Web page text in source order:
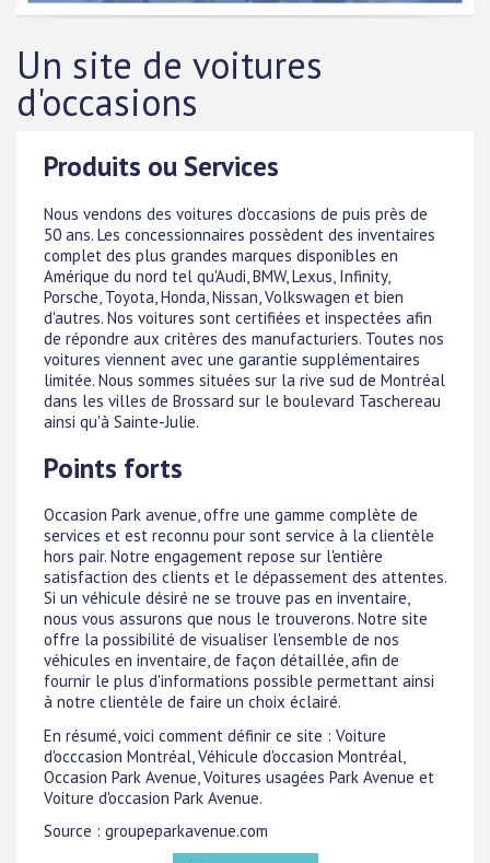
Un site de voitures
d'occasions
Produits ou Services
Nous vendons des voitures d'occasions de puis près de
50 ans. Les concessionnaires possèdent des inventaires
complet des plus grandes marques disponibles en
Amérique du nord tel qu'Audi, BMW, Lexus, Infinity,
Porsche, Toyota, Honda, Nissan, Volkswagen et bien
d'autres. Nos voitures sont certifiées et inspectées afin
de répondre aux critères des manufacturiers. Toutes nos
voitures viennent avec une garantie supplémentaires
limitée. Nous sommes situées sur la rive sud de Montréal
dans les villes de Brossard sur le boulevard Taschereau
ainsi qu'à Sainte-Julie.
Points forts
Occasion Park avenue, offre une gamme complète de
services et est reconnu pour sont service à la clientèle
hors pair. Notre engagement repose sur l'entière
satisfaction des clients et le dépassement des attentes.
Si un véhicule désiré ne se trouve pas en inventaire,
nous vous assurons que nous le trouverons. Notre site
offre la possibilité de visualiser l'ensemble de nos
véhicules en inventaire, de façon détaillée, afin de
fournir le plus d'informations possible permettant ainsi
à notre clientèle de faire un choix éclairé.
En résumé, voici comment définir ce site : Voiture
d'occcasion Montréal, Véhicule d'occasion Montréal,
Occasion Park Avenue, Voitures usagées Park Avenue et
Voiture d'occasion Park Avenue.
Source : groupeparkavenue.com